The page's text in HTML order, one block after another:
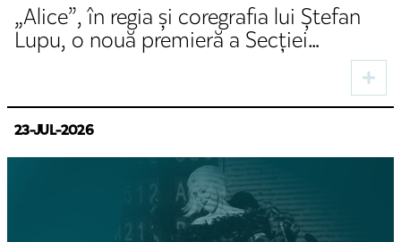
„Alice”, în regia și coregrafia lui Ștefan
Lupu, o nouă premieră a Secției
Germane a TNRS
23-JUL-2026